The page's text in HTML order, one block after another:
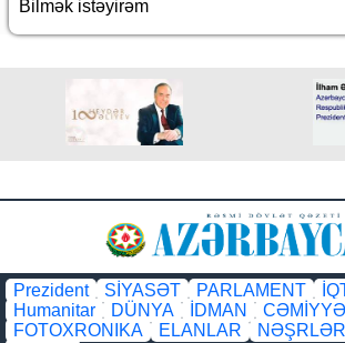
Bilmək istəyirəm
Prezident SİYASƏT PARLAMENT
Humanitar
DÜNYA İDMAN
FOTOXRONIKA
ELANLAR